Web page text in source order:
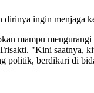
ingin
mampu
"Kini saatnya,
politik, berdikari di